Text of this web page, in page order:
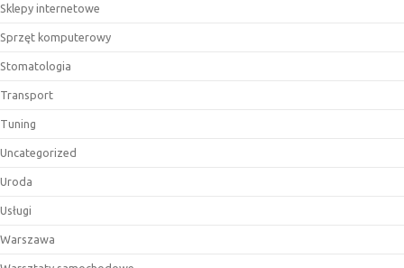
Sklepy internetowe
Sprzęt komputerowy
Stomatologia
Transport
Tuning
Uncategorized
Uroda
Usługi
Warszawa